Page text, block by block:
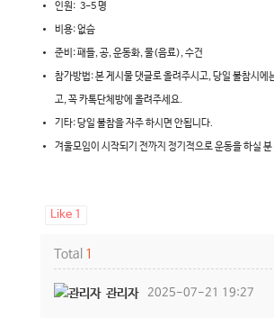
인원: 3-5 명
비용: 없슴
준비: 패들, 공, 운동화, 물(음료), 수건
참가방법: 본 게시물 댓글로 올려주시고, 당일 불참시에
고, 꼭 카톡단체방에 올려주세요.
기타: 당일 불참을 자주 하시면 안됩니다.
겨울모임이 시작되기 전까지 정기적으로 운동을 하실
Like 1
Total 1
관리자 2025-07-21 19:27